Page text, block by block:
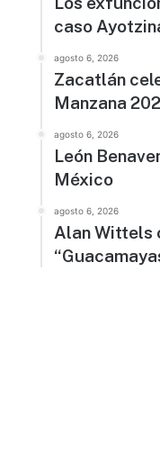
caso
agosto 6, 2026
Zacatlán
Manzana
agosto 6, 2026
León
México
agosto 6, 2026
Alan Wittels